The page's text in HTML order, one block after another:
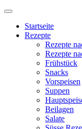
Startseite
Rezepte
Rezepte
Rezepte
Frühstück
Snacks
Vorspeisen
Suppen
Beilagen
Salate